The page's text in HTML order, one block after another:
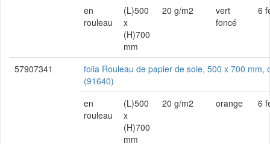
en
rouleau
(L)500
x
(H)700
mm
20 g/m2
vert
foncé
6
57907341
folia Rouleau de papier de soie, 500 x 700 mm,
(91640)
en
rouleau
(L)500
x
(H)700
mm
20 g/m2 orange 6